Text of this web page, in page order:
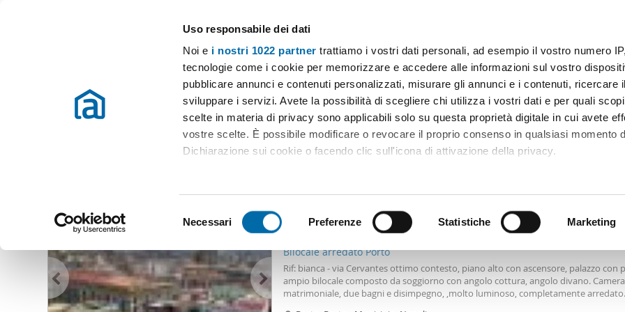
Uso responsabile dei dati
Noi e i nostri 1022 partner trattiamo i vostri dati personali, ad esempio il vostro numero
tecnologie come i cookie per memorizzare e accedere alle informazioni sul vostro
pubblicare annunci e contenuti personalizzati, misurare gli annunci e i contenuti, ricercare
sviluppare i servizi. Avete la possibilità di scegliere chi utilizza i vostri dati e per quali
scelte in materia di privacy sono applicabili solo su questa proprietà digitale in cui avete
vostre scelte. È possibile modificare o revocare il proprio consenso in qualsiasi momento
Dichiarazione sui cookie o facendo clic sull'icona di attivazione della privacy.
Identificare il tuo dispositivo, scansionandolo attivamente alla ricerca di caratteristiche
(impronte digitali).
Approfondisci come vengono elaborati i tuoi dati personali e imposta le tue preferenze nella
dettagli. Puoi modificare o ritirare il tuo consenso in qualsiasi momento dalla Dichiarazione
Utilizziamo i cookie per personalizzare contenuti ed annunci, per fornire funzionalità dei
e
e
z
i
Necessari Preferenze Statistiche Marketing
Case e appartamenti in affitto in tutta Italia
Prezzo Superficie Locali Più filtri - 1
Affitto Napoli Appartamenti Affitto Napoli Affitto fedro napoli Napoli
(0 immobili) Ordine Mioaffitto
2 2 Loc 2 Bagni
Bilocale arredato Porto
Rif: bianca - via Cervantes ottimo contesto, piano alto con ascensore, palazzo con
ampio bilocale composto da soggiorno con angolo cottura, angolo divano.
matrimoniale, due bagni e disimpegno, ,molto luminoso, completamente arredato